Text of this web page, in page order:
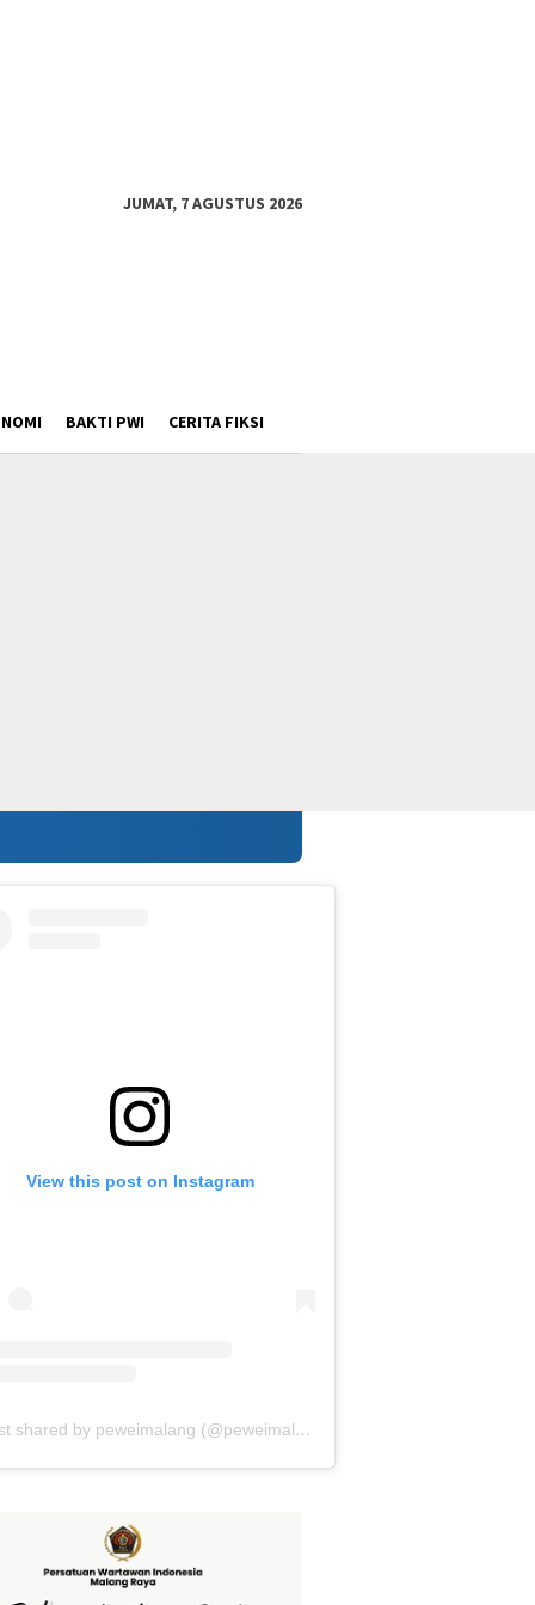
JUMAT, 7 AGUSTUS 2026
BAKTI PWI CERITA FIKSI
View this post on Instagram
A post shared by peweimalang (@peweimalang)